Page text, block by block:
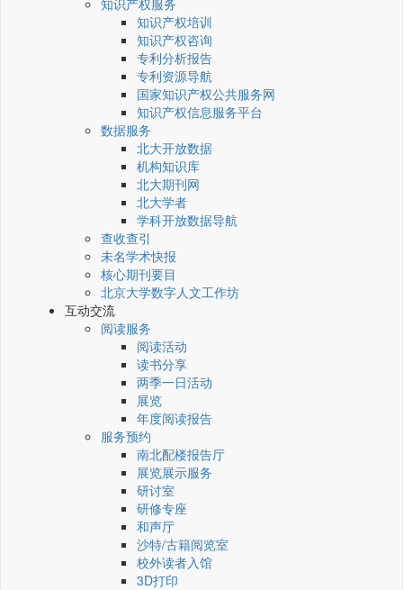
知识产权服务
知识产权培训
知识产权咨询
专利分析报告
专利资源导航
国家知识产权公共服务网
知识产权信息服务平台
数据服务
北大开放数据
机构知识库
北大期刊网
北大学者
学科开放数据导航
查收查引
未名学术快报
核心期刊要目
北京大学数字人文工作坊
互动交流
阅读服务
阅读活动
读书分享
两季一日活动
展览
年度阅读报告
服务预约
南北配楼报告厅
展览展示服务
研讨室
研修专座
和声厅
沙特/古籍阅览室
校外读者入馆
3D打印